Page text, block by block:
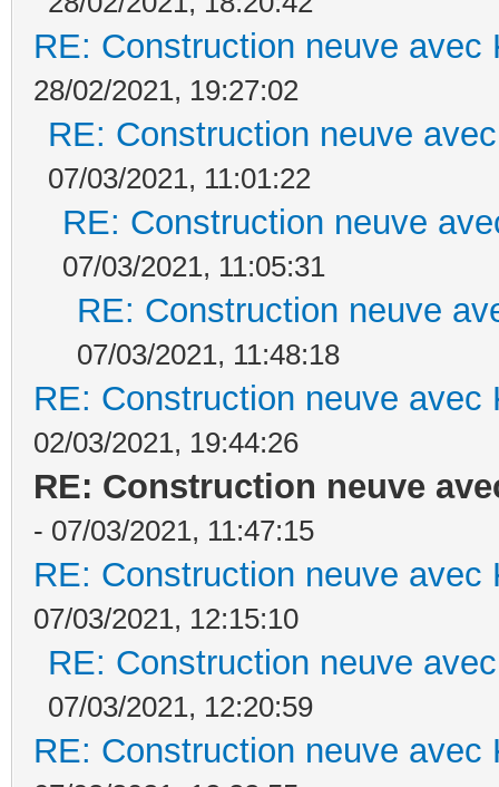
RE: Construction neuve avec
28/02/2021, 19:27:02
RE: Construction neuve
07/03/2021, 11:01:22
RE: Construction neuve
07/03/2021, 11:05:31
RE: Construction neuve
07/03/2021, 11:48:18
RE: Construction neuve avec
02/03/2021, 19:44:26
RE: Construction neuve
- 07/03/2021, 11:47:15
RE: Construction neuve avec
07/03/2021, 12:15:10
RE: Construction neuve
07/03/2021, 12:20:59
RE: Construction neuve avec